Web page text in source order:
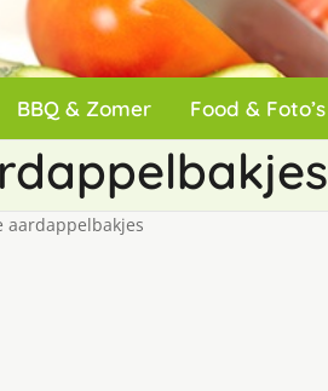
BBQ & Zomer Food & Foto’s
aardappelbakjes